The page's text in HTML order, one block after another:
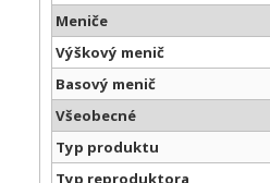
Meniče
Výškový menič
Basový menič
Všeobecné
Typ produktu
Typ reproduktora